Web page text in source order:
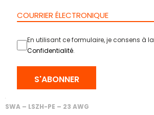
ACCUEIL
SWA – LSZH-PE – 23 AWG
En utilisant ce formulaire, je consens à la
Confidentialité.
S'ABONNER